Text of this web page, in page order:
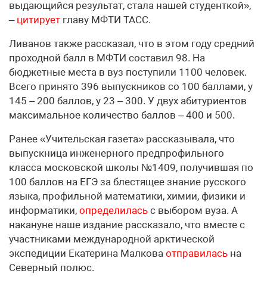
выдающийся результат, стала нашей студенткой»,
– цитирует главу МФТИ ТАСС.
Ливанов также рассказал, что в этом году средний
проходной балл в МФТИ составил 98. На
бюджетные места в вуз поступили 1100 человек.
Всего принято 396 выпускников со 100 баллами, у
145 – 200 баллов, у 23 – 300. У двух абитуриентов
максимальное количество баллов – 400 и 500.
Ранее «Учительская газета» рассказывала, что
выпускница инженерного предпрофильного
класса московской школы №1409, получившая по
100 баллов на ЕГЭ за блестящее знание русского
языка, профильной математики, химии, физики и
информатики, определилась с выбором вуза. А
накануне наше издание рассказало, что вместе с
участниками международной арктической
экспедиции Екатерина Малкова отправилась на
Северный полюс.